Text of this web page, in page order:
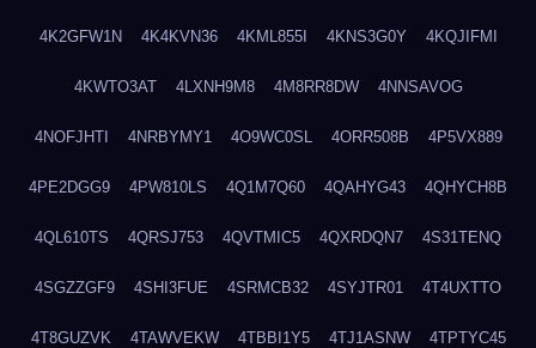
4K2GFW1N 4K4KVN36 4KML855I 4KNS3G0Y 4KQJIFMI
4KWTO3AT 4LXNH9M8 4M8RR8DW 4NNSAVOG
4NOFJHTI 4NRBYMY1 4O9WC0SL 4ORR508B 4P5VX889
4PE2DGG9 4PW810LS 4Q1M7Q60 4QAHYG43 4QHYCH8B
4QL610TS 4QRSJ753 4QVTMIC5 4QXRDQN7 4S31TENQ
4SGZZGF9 4SHI3FUE 4SRMCB32 4SYJTR01 4T4UXTTO
4T8GUZVK 4TAWVEKW 4TBBI1Y5 4TJ1ASNW 4TPTYC45